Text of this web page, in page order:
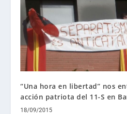
“Una hora en libertad” nos
acción patriota del 11-S en
18/09/2015